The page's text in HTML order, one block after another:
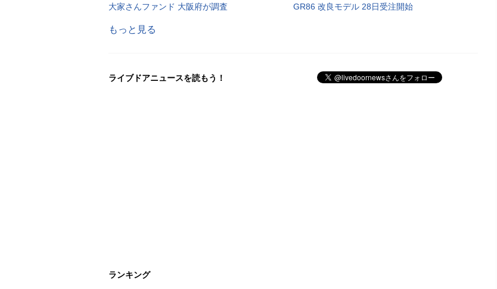
大家さんファンド 大阪府が調査
GR86 改良モデル 28日受注開始
もっと見る
ライブドアニュースを読もう！
ランキング